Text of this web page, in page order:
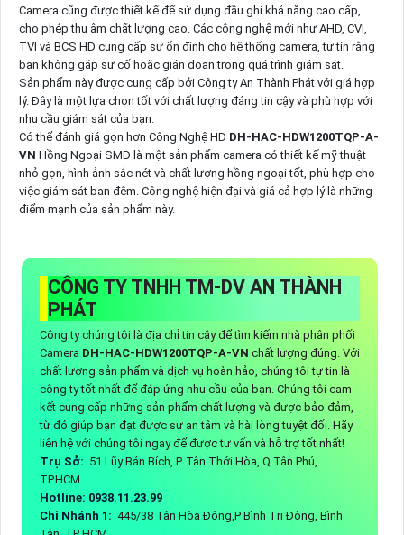
Camera cũng được thiết kế để sử dụng đầu ghi khả năng cao cấp,
cho phép thu âm chất lượng cao. Các công nghệ mới như AHD, CVI,
TVI và BCS HD cung cấp sự ổn định cho hệ thống camera, tự tin rằng
bạn không gặp sự cố hoặc gián đoạn trong quá trình giám sát.
Sản phẩm này được cung cấp bởi Công ty An Thành Phát với giá hợp
lý. Đây là một lựa chọn tốt với chất lượng đáng tin cậy và phù hợp với
nhu cầu giám sát của bạn.
Có thể đánh giá gọn hơn Công Nghệ HD DH-HAC-HDW1200TQP-A-
VN Hồng Ngoại SMD là một sản phẩm camera có thiết kế mỹ thuật
nhỏ gọn, hình ảnh sắc nét và chất lượng hồng ngoại tốt, phù hợp cho
việc giám sát ban đêm. Công nghệ hiện đại và giá cả hợp lý là những
điểm mạnh của sản phẩm này.
CÔNG TY TNHH TM-DV AN THÀNH
PHÁT
Công ty chúng tôi là địa chỉ tin cậy để tìm kiếm nhà phân phối
Camera DH-HAC-HDW1200TQP-A-VN chất lượng đúng. Với
chất lượng sản phẩm và dịch vụ hoàn hảo, chúng tôi tự tin là
công ty tốt nhất để đáp ứng nhu cầu của bạn. Chúng tôi cam
kết cung cấp những sản phẩm chất lượng và được bảo đảm,
từ đó giúp bạn đạt được sự an tâm và hài lòng tuyệt đối. Hãy
liên hệ với chúng tôi ngay để được tư vấn và hỗ trợ tốt nhất!
Trụ Sở: 51 Lũy Bán Bích, P. Tân Thới Hòa, Q.Tân Phú,
TP.HCM
Hotline: 0938.11.23.99
Chi Nhánh 1: 445/38 Tân Hòa Đông,P Bình Trị Đông, Bình